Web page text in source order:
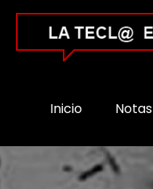
Inicio Notas